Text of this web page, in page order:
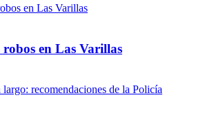
en Las Varillas